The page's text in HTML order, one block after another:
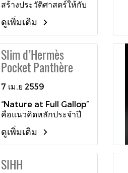
บรรพบุรุษไทยที่สั่งสม
ตกทอดจากรุ่นสู่รุ่นมา
อย่างยาวนานกว่า ๗๐๐ ปี
สร้างประวัติศาสตร์ให้กับ
อุตสาหกรรมนาฬิกาด้วย
งานการสร้างสรรค์ที่
สมบูรณ์แบบ และเป็น
แบรนด์ที่เราคุ้นเคยใน
งาน SIHH โดยเฉพาะในปี
นี้ซึ่งเป็นปีครบรอบของ
แบรนด์ ผมจึงขออัพเดท
กับ Mr. Jerome
ของ Montblanc เมื่อผม
ได้พูดคุยกับเขาในงาน
ดูเพิ่มเติม
Slim d’Hermès
Pocket Panthère
7 เม.ย 2559
“Nature at Full Gallop”
คือแนวคิดหลักประจำปี
2016 ของสุดยอดแบรนด์
อย่าง Hermès ที่เน้นย้ำ
ถึงความสำคัญของ
“ธรรมชาติ” ในฐานะแรง
บันดาลใจชั้นเลิศและ
ดูเพิ่มเติม
SIHH